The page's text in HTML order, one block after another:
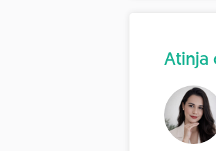
Atinja